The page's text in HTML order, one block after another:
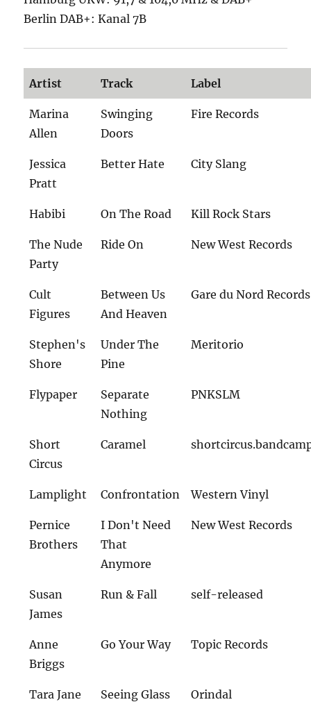
Berlin DAB+: Kanal 7B
Artist Track Label
Marina
Allen
Swinging
Doors
Fire Records
Jessica
Pratt
Better Hate City Slang
Habibi On The Road Kill Rock Stars
The Nude
Party
Ride On New West Records
Cult
Figures
Between Us
And Heaven
Gare du Nord Records
Stephen's
Shore
Under The
Pine
Meritorio
Flypaper
Separate
Nothing
PNKSLM
Short
Circus
Caramel
Lamplight Confrontation Western Vinyl
Pernice
Brothers
I Don't Need
That
Anymore
New West Records
Susan
James
Run & Fall self-released
Anne
Briggs
Go Your Way Topic Records
Tara Jane
Seeing Glass Orindal